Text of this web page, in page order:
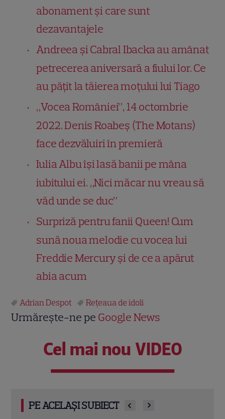
abonament și care sunt
dezavantajele
Andreea și Cabral Ibacka au amânat
petrecerea aniversară a fiului lor. Ce
au pățit la tăierea moțului lui Tiago
„Vocea României”, 14 octombrie
2022. Denis Roabeș (The Motans)
face dezvăluiri în premieră
Iulia Albu își lasă banii pe mâna
iubitului ei. „Nici măcar nu vreau să
văd unde se duc”
Surpriză pentru fanii Queen! Cum
sună noua melodie cu vocea lui
Freddie Mercury și de ce a apărut
abia acum
Adrian Despot Reţeaua de idoli
Urmărește-ne pe Google News
Cel mai nou VIDEO
PE ACELAȘI SUBIECT